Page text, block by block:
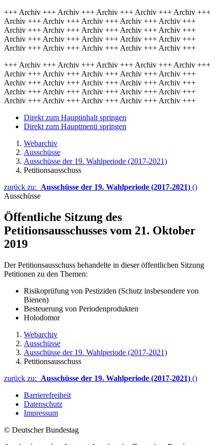
+++ Archiv +++ Archiv +++ Archiv +++ Archiv +++ Archiv +++
Archiv +++ Archiv +++ Archiv +++ Archiv +++ Archiv +++
Archiv +++ Archiv +++ Archiv +++ Archiv +++ Archiv +++
Archiv +++ Archiv +++ Archiv +++ Archiv +++ Archiv +++
Archiv +++ Archiv +++ Archiv +++ Archiv +++ Archiv +++
+++ Archiv +++ Archiv +++ Archiv +++ Archiv +++ Archiv +++
Archiv +++ Archiv +++ Archiv +++ Archiv +++ Archiv +++
Archiv +++ Archiv +++ Archiv +++ Archiv +++ Archiv +++
Archiv +++ Archiv +++ Archiv +++ Archiv +++ Archiv +++
Archiv +++ Archiv +++ Archiv +++ Archiv +++ Archiv +++
Direkt zum Hauptinhalt springen
Direkt zum Hauptmenü springen
Webarchiv
Ausschüsse
Ausschüsse der 19. Wahlperiode (2017-2021)
Petitionsausschuss
zurück zu: Ausschüsse der 19. Wahlperiode (2017-2021) ()
Ausschüsse
Öffentliche Sitzung des
Petitionsausschusses vom 21. Oktober
2019
Der Petitionsausschuss behandelte in dieser öffentlichen Sitzung
Petitionen zu den Themen:
Risikoprüfung von Pestiziden (Schutz insbesondere von
Bienen)
Besteuerung von Periodenprodukten
Holodomor
Webarchiv
Ausschüsse
Ausschüsse der 19. Wahlperiode (2017-2021)
Petitionsausschuss
zurück zu: Ausschüsse der 19. Wahlperiode (2017-2021) ()
Barrierefreiheit
Datenschutz
Impressum
© Deutscher Bundestag